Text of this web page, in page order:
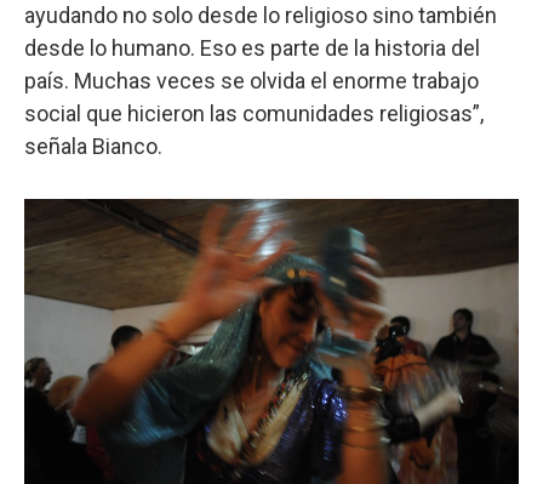
ayudando no solo desde lo religioso sino también
desde lo humano. Eso es parte de la historia del
país. Muchas veces se olvida el enorme trabajo
social que hicieron las comunidades religiosas”,
señala Bianco.